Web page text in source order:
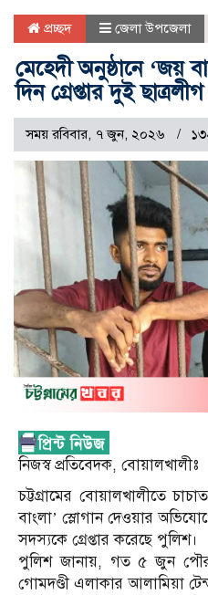
প্রচ্ছদ জেলা উপজেলা
মেহেদী অনুষ্ঠানে ‘জয়
দিন গ্রেপ্তার দুই
সময় রবিবার, ৭ জুন, ২০২৬
নিজস্ব প্রতিবেদক, বোয়ালখালীঃ
চট্টগ্রামের বোয়ালখালীতে
বাংলা’ স্লোগান দেওয়ার
সদস্যকে গ্রেপ্তার করেছে পুলিশ।
পুলিশ জানায়, গত ৫ জুন
গোমদণ্ডী এলাকার আলামিয়া